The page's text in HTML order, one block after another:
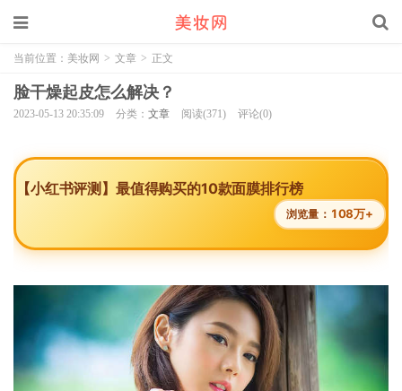
当前位置： 美妆网 > 文章 > 正文
脸干燥起皮怎么解决？
2023-05-13 20:35:09 分类： 文章 阅读(371) 评论(0)
【小红书评测】最值得购买的10款面膜排行榜
浏览量： 108万+